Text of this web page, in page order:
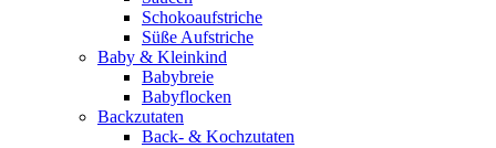
Schokoaufstriche
Süße Aufstriche
Baby & Kleinkind
Babybreie
Babyflocken
Backzutaten
Back- & Kochzutaten